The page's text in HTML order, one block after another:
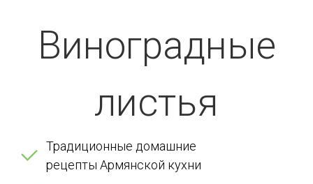
Виноградные
листья
Традиционные домашние
рецепты Армянской кухни